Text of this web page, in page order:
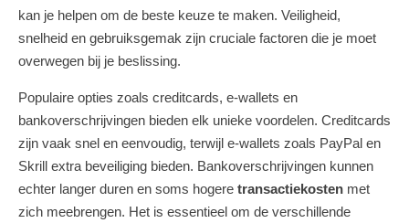
kan je helpen om de beste keuze te maken. Veiligheid,
snelheid en gebruiksgemak zijn cruciale factoren die je moet
overwegen bij je beslissing.
Populaire opties zoals creditcards, e-wallets en
bankoverschrijvingen bieden elk unieke voordelen. Creditcards
zijn vaak snel en eenvoudig, terwijl e-wallets zoals PayPal en
Skrill extra beveiliging bieden. Bankoverschrijvingen kunnen
echter langer duren en soms hogere transactiekosten met
zich meebrengen. Het is essentieel om de verschillende